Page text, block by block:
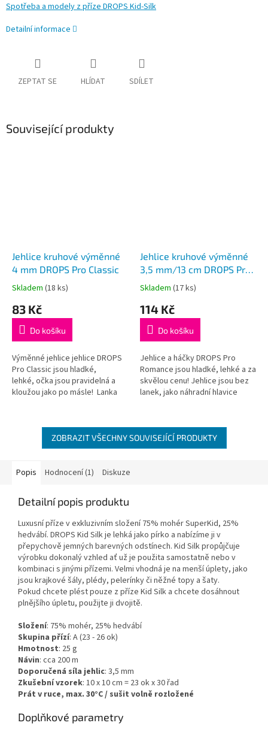
Spotřeba a modely z příze DROPS Kid-Silk
Detailní informace
ZEPTAT SE HLÍDAT SDÍLET
Související produkty
Jehlice kruhové výměnné
4 mm DROPS Pro Classic
Průměrné
produktu
5,0
5
hvězdiček.
Skladem (18 ks)
83 Kč
Do košíku
Výměnné jehlice jehlice DROPS
Pro Classic jsou hladké,
lehké, očka jsou pravidelná a
kloužou jako po másle! Lanka
Jehlice kruhové výměnné
3,5 mm/13 cm DROPS Pro
Romance (Birch)
Průměrné
produktu
5,0
5
hvězdiček.
Skladem (17 ks)
114 Kč
Do košíku
Jehlice a háčky DROPS Pro
Romance jsou hladké, lehké a za
skvělou cenu! Jehlice jsou bez
lanek, jako náhradní hlavice
lankům DROPS
ZOBRAZIT VŠECHNY SOUVISEJÍCÍ PRODUKTY
Popis Hodnocení (1) Diskuze
Detailní popis produktu
Luxusní příze v exkluzivním složení 75% mohér SuperKid, 25%
hedvábí. DROPS Kid Silk je lehká jako pírko a nabízíme ji v
přepychově jemných barevných odstínech. Kid Silk propůjčuje
výrobku dokonalý vzhled ať už je použita samostatně nebo v
kombinaci s jinými přízemi. Velmi vhodná je na menší úplety, jako
jsou krajkové šály, plédy, pelerínky či něžné topy a šaty.
Pokud chcete plést pouze z příze Kid Silk a chcete dosáhnout
plnějšího úpletu, použijte ji dvojitě.
Složení: 75% mohér, 25% hedvábí
Skupina přízí: A (23 - 26 ok)
Hmotnost: 25 g
Návin: cca 200 m
Doporučená síla jehlic: 3,5 mm
Zkušební vzorek: 10 x 10 cm = 23 ok x 30 řad
Prát v ruce, max. 30°C / sušit volně rozložené
Doplňkové parametry